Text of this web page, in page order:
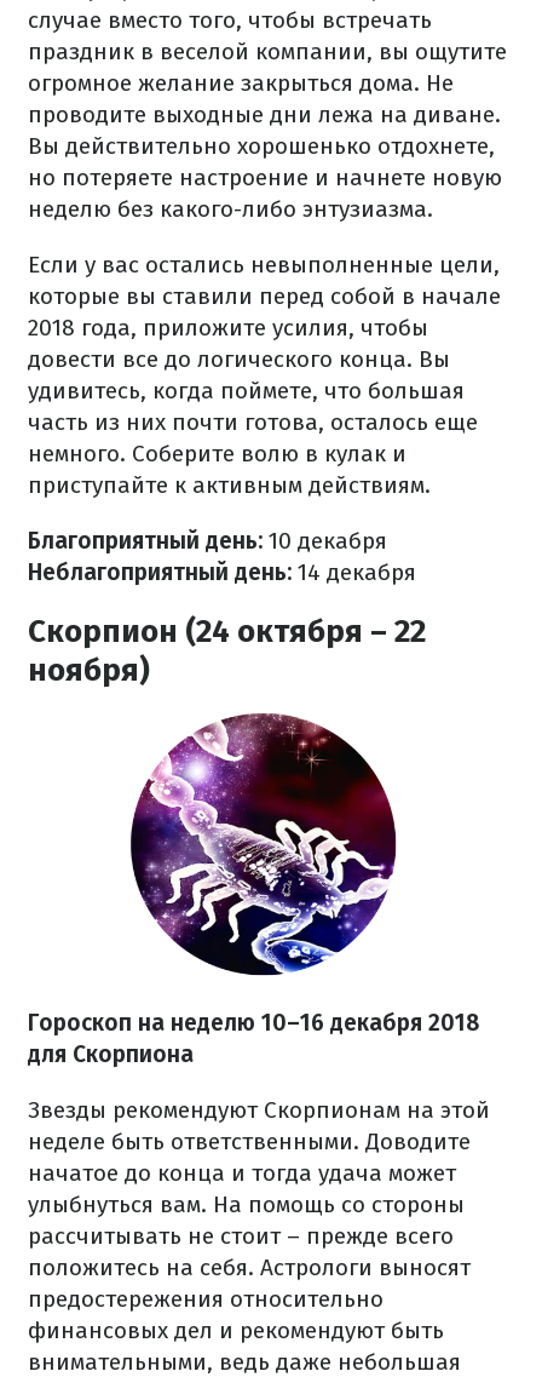
случае вместо того, чтобы встречать
праздник в веселой компании, вы ощутите
огромное желание закрыться дома. Не
проводите выходные дни лежа на диване.
Вы действительно хорошенько отдохнете,
но потеряете настроение и начнете новую
неделю без какого-либо энтузиазма.
Если у вас остались невыполненные цели,
которые вы ставили перед собой в начале
2018 года, приложите усилия, чтобы
довести все до логического конца. Вы
удивитесь, когда поймете, что большая
часть из них почти готова, осталось еще
немного. Соберите волю в кулак и
приступайте к активным действиям.
Благоприятный день: 10 декабря
Неблагоприятный день: 14 декабря
Скорпион (24 октября – 22
ноября)
Гороскоп на неделю 10–16 декабря 2018
для Скорпиона
Звезды рекомендуют Скорпионам на этой
неделе быть ответственными. Доводите
начатое до конца и тогда удача может
улыбнуться вам. На помощь со стороны
рассчитывать не стоит – прежде всего
положитесь на себя. Астрологи выносят
предостережения относительно
финансовых дел и рекомендуют быть
внимательными, ведь даже небольшая